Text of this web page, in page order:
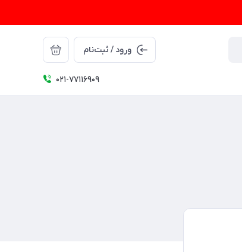
ورود / ثبت‌نام
021-77116909